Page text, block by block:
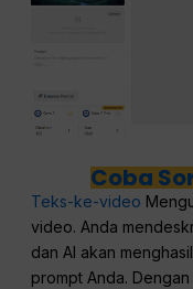
Coba
Teks-ke-video
video. Anda
dan AI akan
prompt Anda.